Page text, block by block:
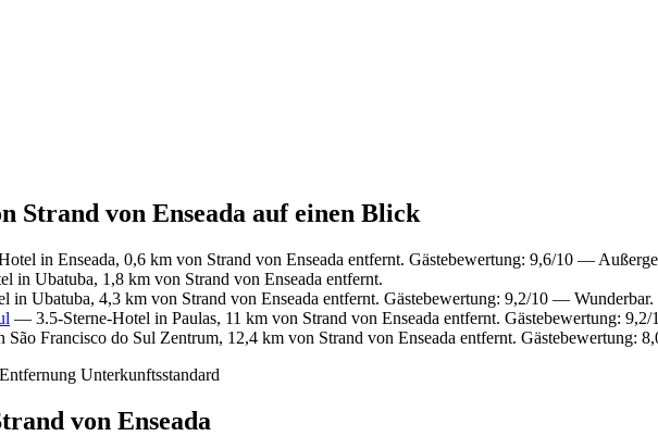
Strand von Enseada auf einen Blick
in Enseada, 0,6 km von Strand von Enseada entfernt. Gästebewertung: 9,6/10 —
in Ubatuba, 1,8 km von Strand von Enseada entfernt.
in Ubatuba, 4,3 km von Strand von Enseada entfernt. Gästebewertung: 9,2/10 — Wunderbar.
— 3.5-Sterne-Hotel in Paulas, 11 km von Strand von Enseada entfernt. Gästebewertung:
Francisco do Sul Zentrum, 12,4 km von Strand von Enseada entfernt. Gästebewertung:
Entfernung Unterkunftsstandard
von Enseada